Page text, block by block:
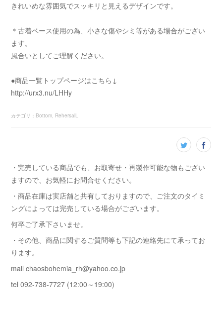
きれいめな雰囲気でスッキリと見えるデザインです。
＊古着ベース使用の為、小さな傷やシミ等がある場合がござい
ます。
風合いとしてご理解ください。
●商品一覧トップページはこちら↓
http://urx3.nu/LHHy
カテゴリ ： Bottom RehersalL
・完売している商品でも、お取寄せ・再製作可能な物もござい
ますので、お気軽にお問合せください。
・商品在庫は実店舗と共有しておりますので、ご注文のタイミ
ングによっては完売している場合がございます。
何卒ご了承下さいませ。
・その他、商品に関するご質問等も下記の連絡先にて承ってお
ります。
mail chaosbohemia_rh@yahoo.co.jp
tel 092-738-7727 (12:00～19:00)